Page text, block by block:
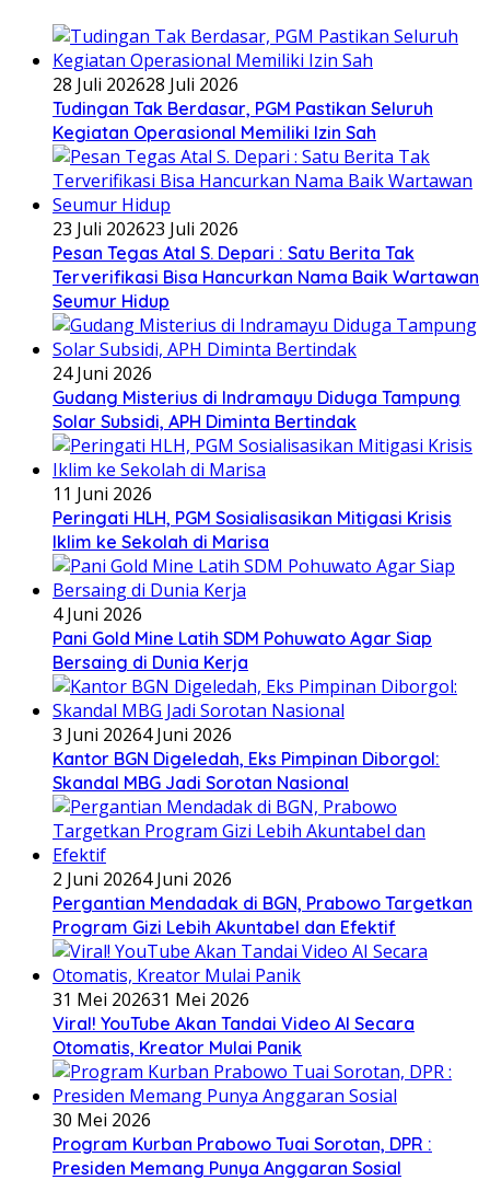
28 Juli 202628 Juli 2026
Tudingan Tak Berdasar, PGM Pastikan Seluruh
Kegiatan Operasional Memiliki Izin Sah
23 Juli 202623 Juli 2026
Pesan Tegas Atal S. Depari : Satu Berita Tak
Terverifikasi Bisa Hancurkan Nama Baik Wartawan
Seumur Hidup
24 Juni 2026
Gudang Misterius di Indramayu Diduga Tampung
Solar Subsidi, APH Diminta Bertindak
11 Juni 2026
Peringati HLH, PGM Sosialisasikan Mitigasi Krisis
Iklim ke Sekolah di Marisa
4 Juni 2026
Pani Gold Mine Latih SDM Pohuwato Agar Siap
Bersaing di Dunia Kerja
3 Juni 20264 Juni 2026
Kantor BGN Digeledah, Eks Pimpinan Diborgol:
Skandal MBG Jadi Sorotan Nasional
2 Juni 20264 Juni 2026
Pergantian Mendadak di BGN, Prabowo Targetkan
Program Gizi Lebih Akuntabel dan Efektif
31 Mei 202631 Mei 2026
Viral! YouTube Akan Tandai Video AI Secara
Otomatis, Kreator Mulai Panik
30 Mei 2026
Program Kurban Prabowo Tuai Sorotan, DPR :
Presiden Memang Punya Anggaran Sosial